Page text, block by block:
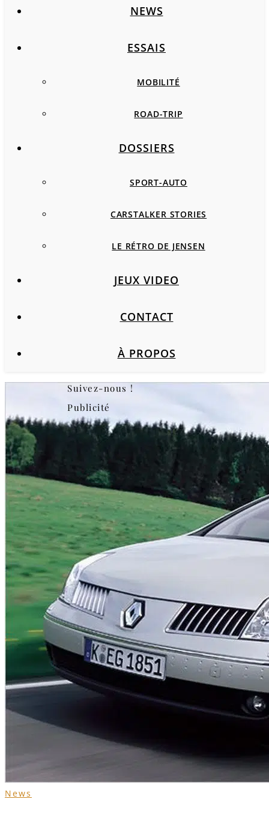
NEWS
ESSAIS
MOBILITÉ
ROAD-TRIP
DOSSIERS
SPORT-AUTO
CARSTALKER STORIES
LE RÉTRO DE JENSEN
JEUX VIDEO
CONTACT
À PROPOS
News
Suivez-nous !
Publicité